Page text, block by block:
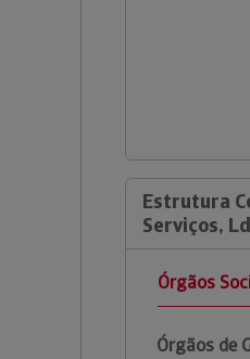
Estrutura
Serviços,
Órgãos
Órgãos de